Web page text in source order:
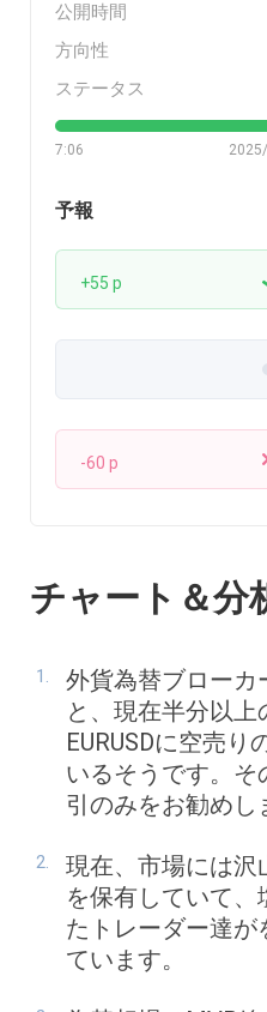
公開時間
方向性
ステータス
7:06
予報
+55 p
-60 p
チャート＆分
外貨為替ブローカ
と、現在半分以
EURUSDに空売
いるそうです。そ
引のみをお勧めし
現在、市場には沢
を保有していて、
たトレーダー達が
ています。